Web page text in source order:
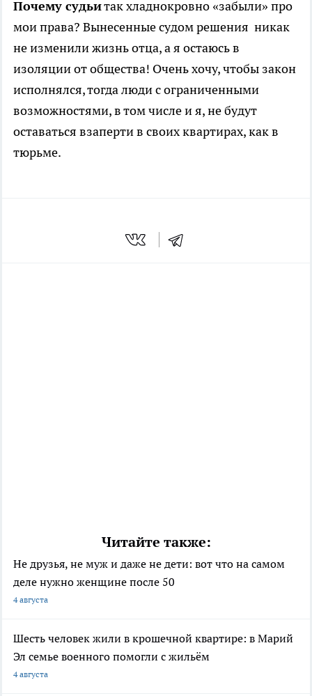
Почему судьитак хладнокровно «забыли» про
мои права? Вынесенные судом решения никак
не изменили жизнь отца, а я остаюсь в
изоляции от общества! Очень хочу, чтобы закон
исполнялся, тогда люди с ограниченными
возможностями, в том числе и я, не будут
оставаться взаперти в своих квартирах, как в
тюрьме.
Читайте также:
Не друзья, не муж и даже не дети: вот что на самом
деле нужно женщине после 50
4 августа
Шесть человек жили в крошечной квартире: в Марий
Эл семье военного помогли с жильём
4 августа